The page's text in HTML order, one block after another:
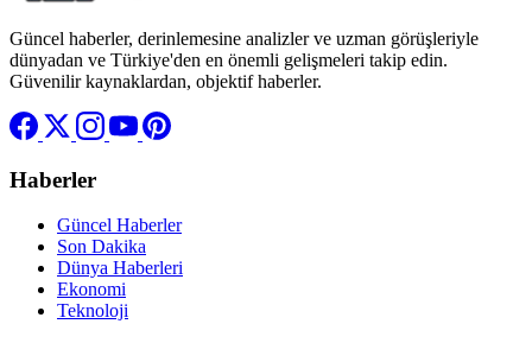
Güncel haberler, derinlemesine analizler ve uzman görüşleriyle
dünyadan ve Türkiye'den en önemli gelişmeleri takip edin.
Güvenilir kaynaklardan, objektif haberler.
Haberler
Güncel Haberler
Son Dakika
Dünya Haberleri
Ekonomi
Teknoloji